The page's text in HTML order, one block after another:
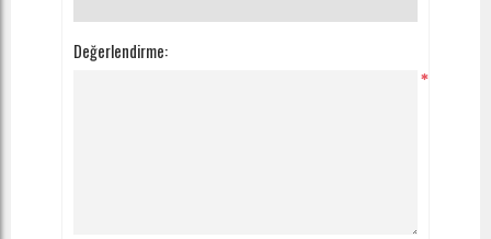
Değerlendirme:
*